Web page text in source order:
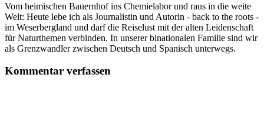
Vom heimischen Bauernhof ins Chemielabor und raus in die weite
Welt: Heute lebe ich als Journalistin und Autorin - back to the roots -
im Weserbergland und darf die Reiselust mit der alten Leidenschaft
für Naturthemen verbinden. In unserer binationalen Familie sind wir
als Grenzwandler zwischen Deutsch und Spanisch unterwegs.
Kommentar verfassen